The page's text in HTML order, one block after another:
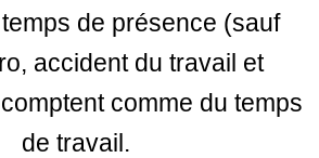
de présence (sauf
accident du travail et
comme du temps
de travail.